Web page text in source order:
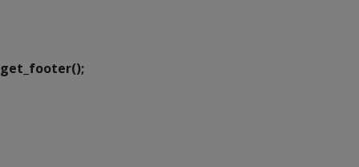
get_footer();